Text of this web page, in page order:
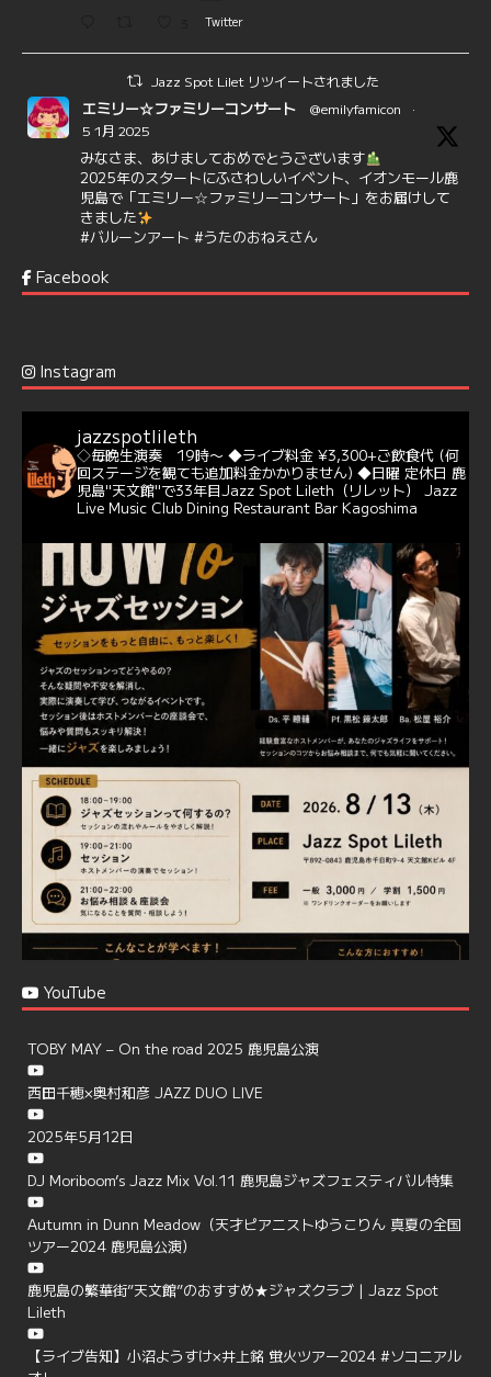
Twitter
Jazz Spot Lilet リツイートされました
エミリー☆ファミリーコンサート @emilyfamicon
·
5 1月 2025
みなさま、あけましておめでとうございます
2025年のスタートにふさわしいイベント、イオンモール鹿
児島で「エミリー☆ファミリーコンサート」をお届けして
きました
#バルーンアート #うたのおねえさん
6 7
@delightful_gang
バー♪♬
当店での演奏シーンもご覧いただけます❣❣
#天文館ミリオネーション #ジャミラ #クリスマスソング
https://youtu.be/2lhypP4KWc4?si=CEbY-wEg5HDc_iEv
6 Twitter
Jazz Spot Lilet @jazzspotlileth · 11 11月 2024
忘年会＆新年会 ご予約承り中❣❣
☆窓辺から天文館ミリオネーション
☆JAZZの生演奏を聴きながら♪
☆地産地消に拘ったフードメニュー
プラン内容はご予算とご要望に応じてアレンジ可能ですの
で、お気軽にお問い合せください
https://jazzspotlileth.com/recommend/8650
6
Load More
Facebook
Instagram
jazzspotlileth
◇毎晩生演奏 19時〜 ◆ライブ料金 ¥3,300+ご飲食代 (何
回ステージを観ても追加料金かかりません) ◆日曜 定休日 鹿
児島"天文館"で33年目Jazz Spot Lileth（リレット）
Jazz
Live Music Club Dining Restaurant Bar Kagoshima
YouTube
TOBY MAY – On the road 2025 鹿児島公演
西田千穂×奥村和彦 JAZZ DUO LIVE
2025年5月12日
DJ Moriboom’s Jazz Mix Vol.11 鹿児島ジャズフェスティバル特集
Autumn in Dunn Meadow（天才ピアニストゆうこりん 真夏の全国
ツアー2024 鹿児島公演）
鹿児島の繁華街”天文館”のおすすめ★ジャズクラブ | Jazz Spot
Lileth
【ライブ告知】小沼ようすけ×井上銘 蛍火ツアー2024 #ソコニアル